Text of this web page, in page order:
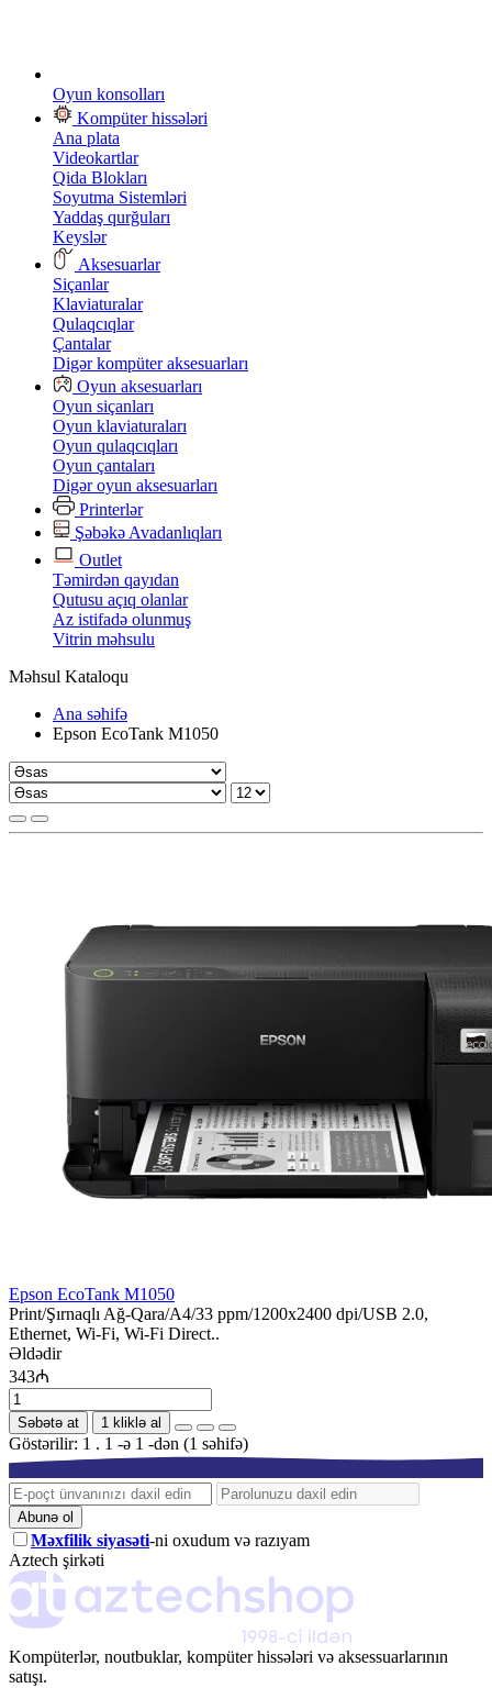
Oyun konsolları
Kompüter hissələri
Ana plata
Videokartlar
Qida Blokları
Soyutma Sistemləri
Yaddaş qurğuları
Keyslər
Aksesuarlar
Siçanlar
Klaviaturalar
Qulaqcıqlar
Çantalar
Digər kompüter aksesuarları
Oyun aksesuarları
Oyun siçanları
Oyun klaviaturaları
Oyun qulaqcıqları
Oyun çantaları
Digər oyun aksesuarları
Printerlər
Şəbəkə Avadanlıqları
Outlet
Təmirdən qayıdan
Qutusu açıq olanlar
Az istifadə olunmuş
Vitrin məhsulu
Məhsul Kataloqu
Ana səhifə
Epson EcoTank M1050
Epson EcoTank M1050
Print/Şırnaqlı Ağ-Qara/A4/33 ppm/1200x2400 dpi/USB 2.0,
Ethernet, Wi-Fi, Wi-Fi Direct..
Əldədir
343₼
Səbətə at 1 kliklə al
Göstərilir: 1 . 1 -ə 1 -dən (1 səhifə)
Abunə ol
Məxfilik siyasəti-ni oxudum və razıyam
Aztech şirkəti
Kompüterlər, noutbuklar, kompüter hissələri və aksessuarlarının
satışı.